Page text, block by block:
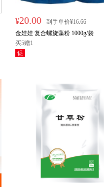
¥20.00
到手单价¥16.66
金娃娃 复合螺旋藻粉 1000g/袋
买5赠1
促
限时秒杀